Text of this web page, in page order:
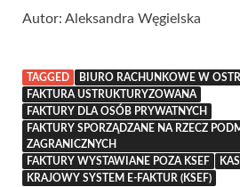
Autor: Aleksandra Węgielska
TAGGED
BIURO RACHUNKOWE W
FAKTURA USTRUKTURYZOWANA
FAKTURY DLA OSÓB PRYWATNYCH
FAKTURY SPORZĄDZANE NA RZECZ
ZAGRANICZNYCH
FAKTURY WYSTAWIANE POZA KSEF
KRAJOWY SYSTEM E-FAKTUR (KSEF)